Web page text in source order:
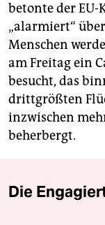
betonte der EU-
„alarmiert“
Menschen
am Freitag ein
besucht, das
drittgrößten
inzwischen
beherbergt.
Die